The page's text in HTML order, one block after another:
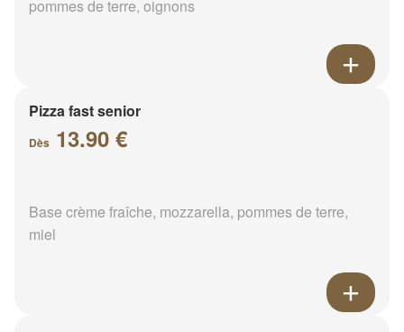
pommes de terre, oignons
Pizza fast senior
Dès 13.90 €
Base crème fraîche, mozzarella, pommes de terre,
miel